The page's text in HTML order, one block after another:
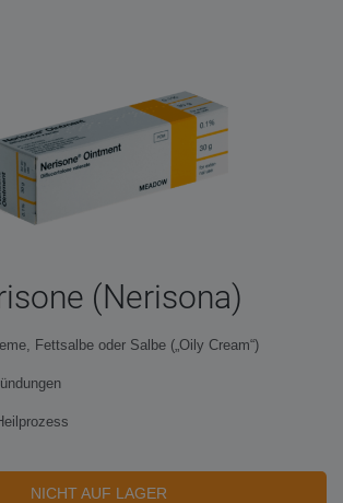
(Nerisona)
Fettsalbe oder Salbe („Oily Cream“)
NICHT AUF LAGER